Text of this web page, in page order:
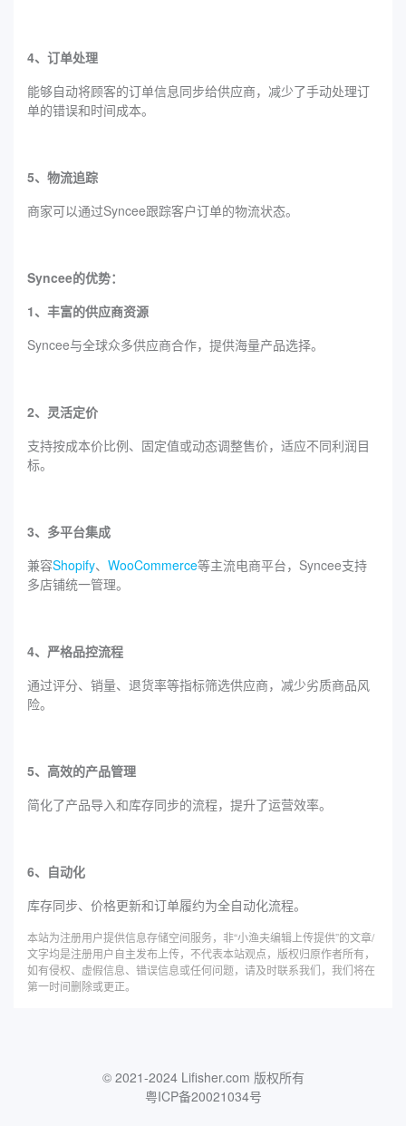
4、订单处理
能够自动将顾客的订单信息同步给供应商，减少了手动处理订
单的错误和时间成本。
5、物流追踪
商家可以通过Syncee跟踪客户订单的物流状态。
Syncee的优势：
1、丰富的供应商资源
Syncee与全球众多供应商合作，提供海量产品选择。
2、灵活定价
支持按成本价比例、固定值或动态调整售价，适应不同利润目
标。
3、多平台集成
兼容Shopify、 WooCommerce等主流电商平台，Syncee支持
多店铺统一管理。
4、严格品控流程
通过评分、销量、退货率等指标筛选供应商，减少劣质商品风
险。
5、高效的产品管理
简化了产品导入和库存同步的流程，提升了运营效率。
6、自动化
库存同步、价格更新和订单履约为全自动化流程。
本站为注册用户提供信息存储空间服务，非“小渔夫编辑上传提供”的文章/
文字均是注册用户自主发布上传，不代表本站观点，版权归原作者所有，
如有侵权、虚假信息、错误信息或任何问题，请及时联系我们，我们将在
第一时间删除或更正。
© 2021-2024 Lifisher.com 版权所有
粤ICP备20021034号